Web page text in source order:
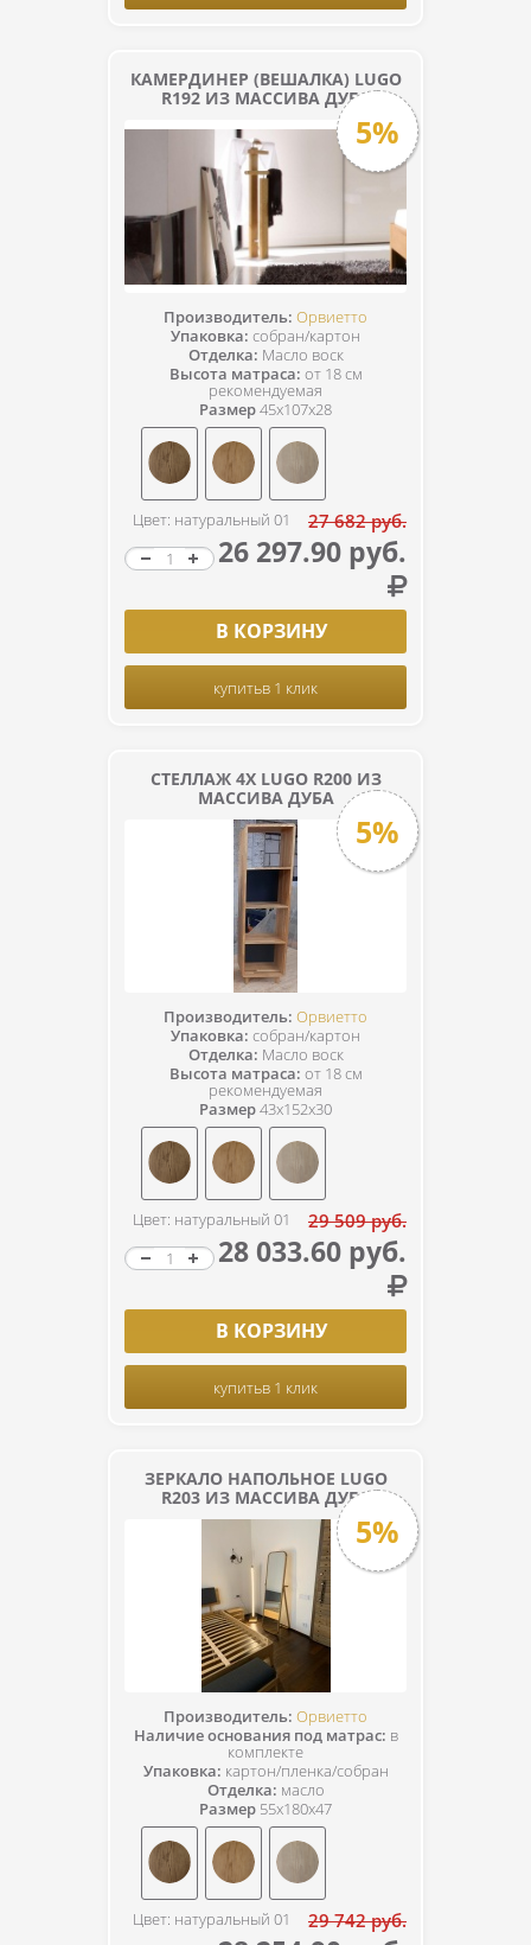
КАМЕРДИНЕР (ВЕШАЛКА) LUGO
R192 ИЗ МАССИВА ДУБА
5%
Производитель: Орвиетто
Упаковка: собран/картон
Отделка: Масло воск
Высота матраса: от 18 см
рекомендуемая
Размер45x107x28
Цвет: натуральный 01 27 682 руб.
26 297.90 руб.
В КОРЗИНУ
купитьв 1 клик
СТЕЛЛАЖ 4Х LUGO R200 ИЗ
МАССИВА ДУБА
5%
Производитель: Орвиетто
Упаковка: собран/картон
Отделка: Масло воск
Высота матраса: от 18 см
рекомендуемая
Размер43x152x30
Цвет: натуральный 01 29 509 руб.
28 033.60 руб.
В КОРЗИНУ
купитьв 1 клик
ЗЕРКАЛО НАПОЛЬНОЕ LUGO
R203 ИЗ МАССИВА ДУБА
5%
Производитель: Орвиетто
Наличие основания под матрас: в
комплекте
Упаковка: картон/пленка/собран
Отделка: масло
Размер 55x180x47
Цвет: натуральный 01 29 742 руб.